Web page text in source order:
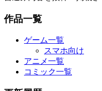
作品一覧
ゲーム一覧
スマホ向け
アニメ一覧
コミック一覧